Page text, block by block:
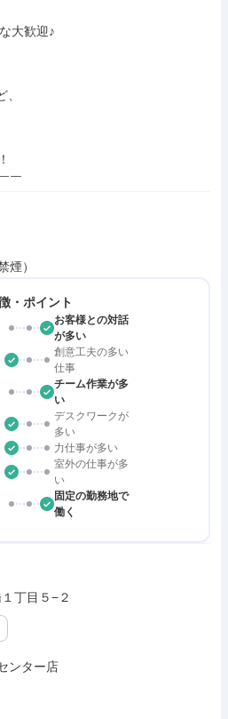
大歓迎♪
￣
煙）
・ポイント
お客様との対話
が多い
創意工夫の多い
仕事
チーム作業が多
い
デスクワークが
多い
力仕事が多い
室外の仕事が多
い
固定の勤務地で
働く
丁目５−２
ンター店